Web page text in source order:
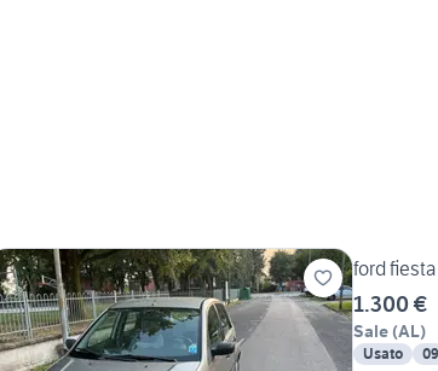
ford fiesta
1.300 €
Sale (AL)
Usato